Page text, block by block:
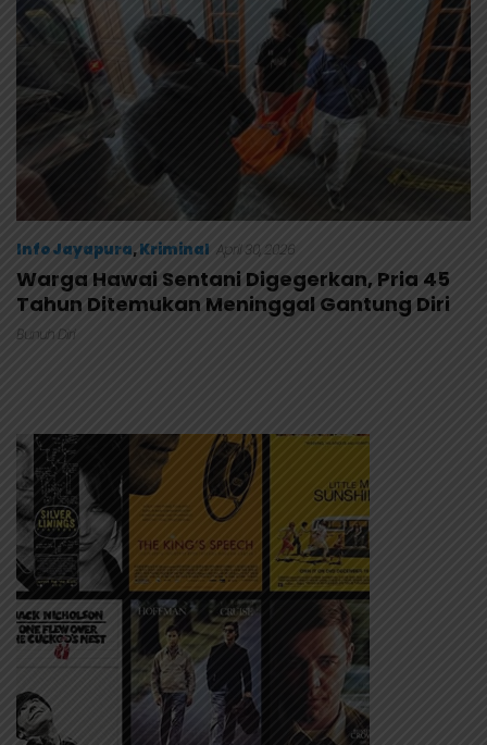
Info Jayapura,Kriminal April 30, 2026
Warga Hawai Sentani Digegerkan, Pria 45
Tahun Ditemukan Meninggal Gantung Diri
Bunuh Diri